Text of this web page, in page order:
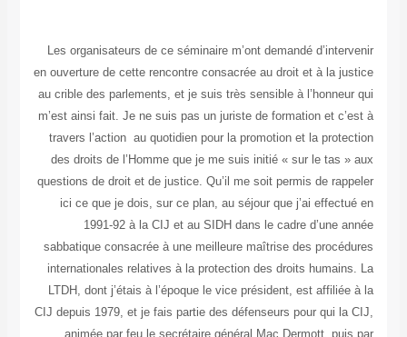
Les organisateurs de ce séminaire m’ont demandé
en ouverture de cette rencontre consacrée au droit et à la
au crible des parlements, et je suis très sensible à
m’est ainsi fait. Je ne suis pas un juriste de formation et
travers l’action au quotidien pour la promotion et la
des droits de l’Homme que je me suis initié « sur le
questions de droit et de justice. Qu’il me soit permis de
ici ce que je dois, sur ce plan, au séjour que j’ai
1991-92 à la CIJ et au SIDH dans le cadre d’une
sabbatique consacrée à une meilleure maîtrise des
internationales relatives à la protection des droits
LTDH, dont j’étais à l’époque le vice président, est
CIJ depuis 1979, et je fais partie des défenseurs pour qui
animée par feu le secrétaire général Mac Dermott,